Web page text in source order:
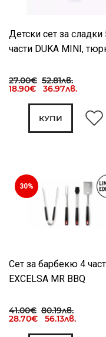
Детски сет за сладки
части DUKA MINI,
27.00€ 52.81лв.
18.90€ 36.97лв.
КУПИ
30%
Сет за барбекю 4
EXCELSA MR BBQ
41.00€ 80.19лв.
28.70€ 56.13лв.